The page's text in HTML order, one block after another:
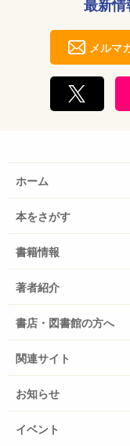
最新情
メルマ
ホーム
本をさがす
書籍情報
著者紹介
書店・図書館の方へ
関連サイト
お知らせ
イベント